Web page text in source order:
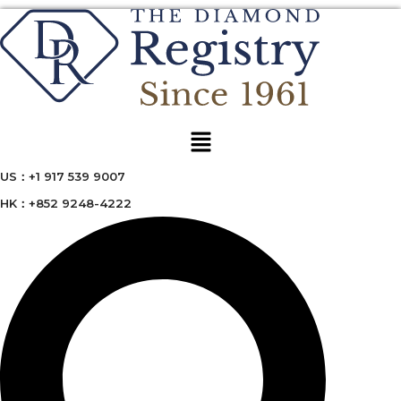
Menu
US：+1 917 539 9007
HK：+852 9248-4222